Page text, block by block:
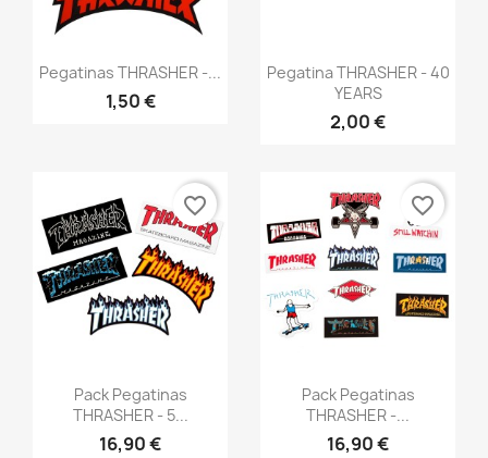
Anteprima
Pegatinas THRASHER -...
1,50 €
Anteprima
Pegatina THRASHER - 40
YEARS
2,00 €
Anteprima
Pack Pegatinas
THRASHER - 5...
16,90 €
favorite_border
Anteprima
Pack Pegatinas
THRASHER -...
16,90 €
favorite_border